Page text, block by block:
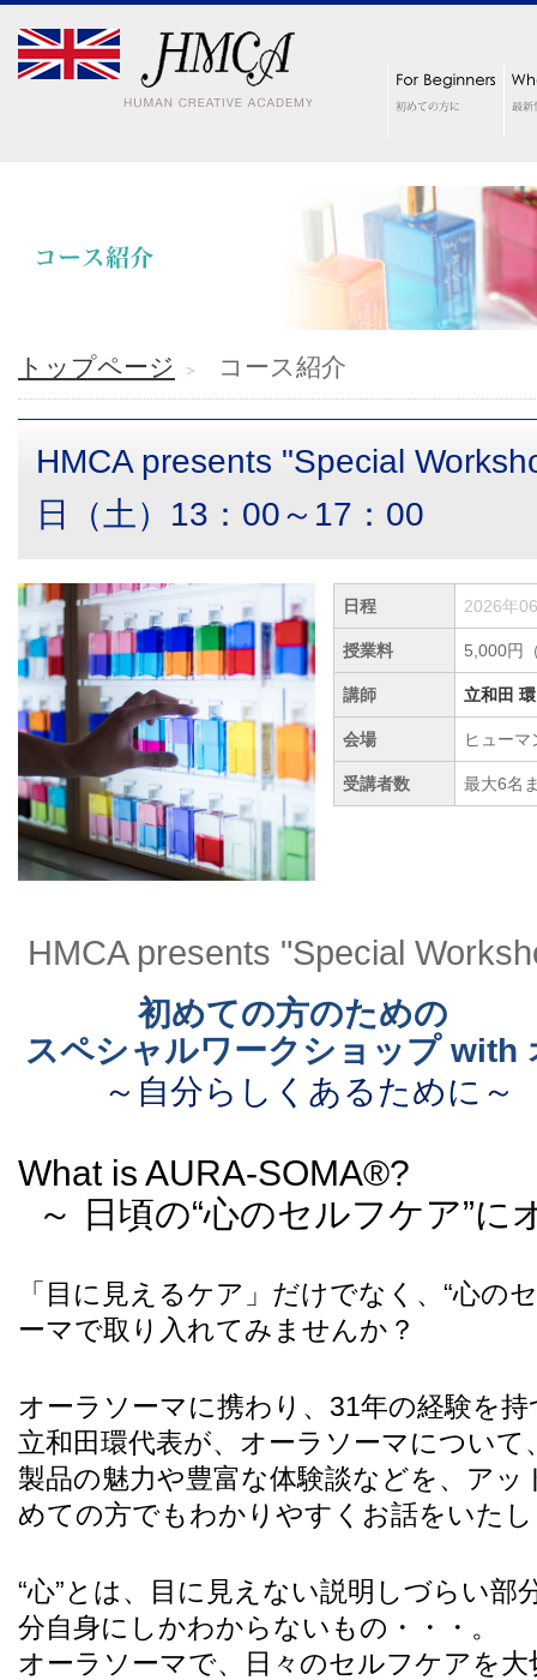
トップページ コース紹介
HMCA presents "Special
日（土）13：00～17：00
日程 2026年
授業料 5,000円
講師 立和田 環
会場 ヒュー
受講者数 最大6名
HMCA presents "Special
初めての方のための
スペシャルワークショップ with
～自分らしくあるために～
What is AURA-SOMA®?
～ 日頃の“心のセルフケア”に
「目に見えるケア」だけでなく、“心の
ーマで取り入れてみませんか？
オーラソーマに携わり、31年の経験を
立和田環代表が、オーラソーマについ
製品の魅力や豊富な体験談などを、ア
めての方でもわかりやすくお話をいた
“心”とは、目に見えない説明しづらい部
分自身にしかわからない もの・・・。
オーラソーマで、日々 のセルフケアを大